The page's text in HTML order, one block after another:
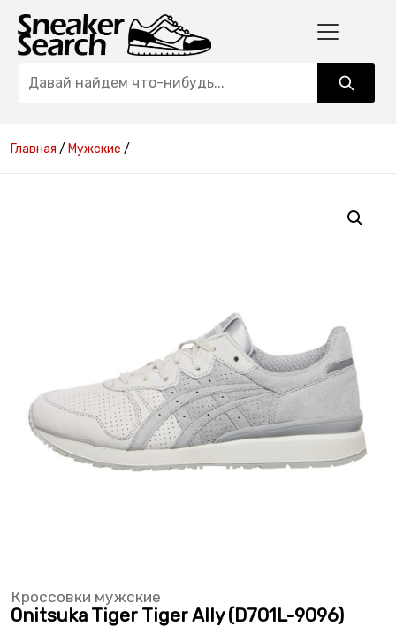
Главная / Мужские /
Кроссовки мужские
Onitsuka Tiger Tiger Ally (D701L-9096)